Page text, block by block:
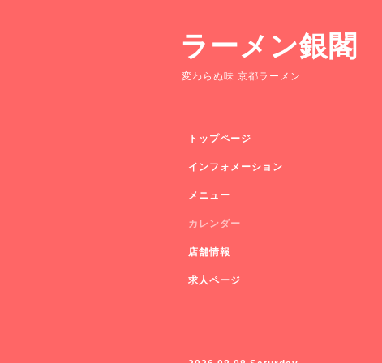
ラーメン銀閣
変わらぬ味 京都ラーメン
トップページ
インフォメーション
メニュー
カレンダー
店舗情報
求人ページ